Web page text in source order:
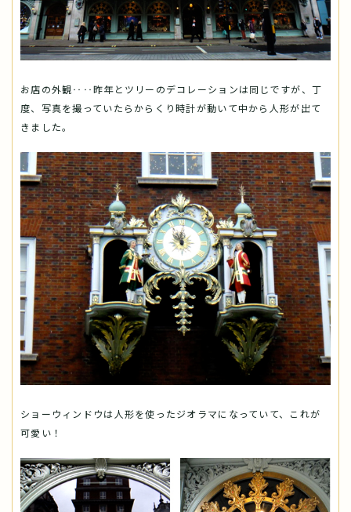
お店の外観‥‥昨年とツリーのデコレーションは同じですが、丁
度、写真を撮っていたらからくり時計が動いて中から人形が出て
きました。
ショーウィンドウは人形を使ったジオラマになっていて、これが
可愛い！